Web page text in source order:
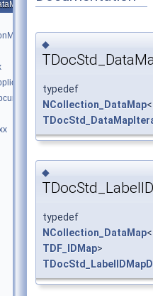
◆
typedef
NCollection_DataMap<
◆
typedef
NCollection_DataMap<
TDF_IDMap>